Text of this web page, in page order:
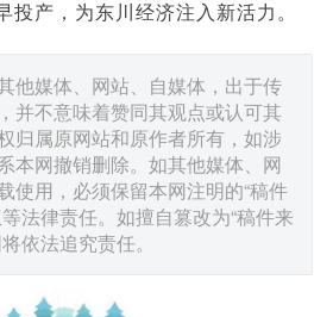
投产，为东川经济注入新活力。
他媒体、网站、自媒体，出于传
并不意味着赞同其观点或认可其
归属原网站和原作者所有，如涉
本网撤销删除。如其他媒体、网
使用，必须保留本网注明的“稿件
法律责任。如擅自篡改为“稿件来
依法追究责任。